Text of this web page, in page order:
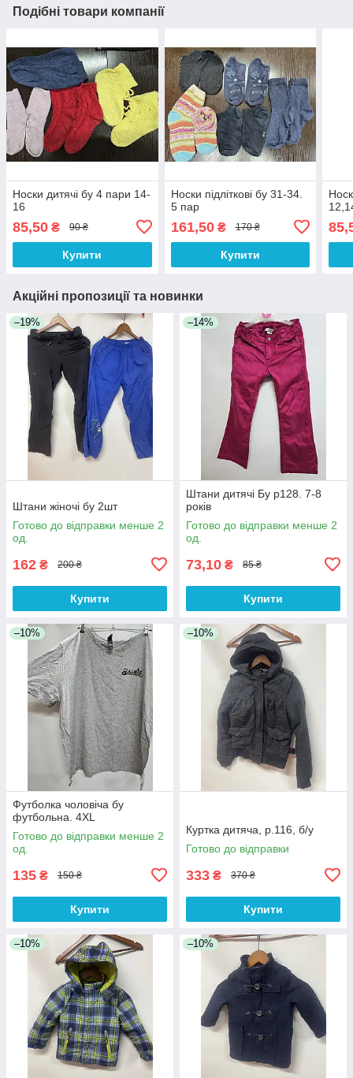
Подібні товари компанії
Носки дитячі бу 4 пари 14-
16
85,50 ₴ 90 ₴
Купити
Носки підліткові бу 31-34.
5 пар
161,50₴ 170 ₴
Купити
Акційні пропозиції та новинки
–19%
Штани жіночі бу 2шт
Готово до відправки менше 2
од.
162 ₴ 200 ₴
Купити
–14%
Штани дитячі Бу р128. 7-8
років
Готово до відправки менше 2
од.
73,10 ₴ 85 ₴
Купити
–10%
Футболка чоловіча бу
футбольна. 4XL
Готово до відправки менше 2
од.
135 ₴ 150 ₴
Купити
–10%
Куртка дитяча, р.116, б/у
Готово до відправки
333 ₴ 370 ₴
Купити
–10% –10%